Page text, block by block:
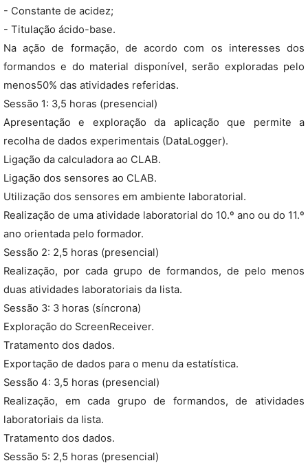
- Constante de acidez;
- Titulação ácido-base.
Na ação de formação, de acordo com os interesses dos
formandos e do material disponível, serão exploradas pelo
menos50% das atividades referidas.
Sessão 1: 3,5 horas (presencial)
Apresentação e exploração da aplicação que permite a
recolha de dados experimentais (DataLogger).
Ligação da calculadora ao CLAB.
Ligação dos sensores ao CLAB.
Utilização dos sensores em ambiente laboratorial.
Realização de uma atividade laboratorial do 10.º ano ou do 11.º
ano orientada pelo formador.
Sessão 2: 2,5 horas (presencial)
Realização, por cada grupo de formandos, de pelo menos
duas atividades laboratoriais da lista.
Sessão 3: 3 horas (síncrona)
Exploração do ScreenReceiver.
Tratamento dos dados.
Exportação de dados para o menu da estatística.
Sessão 4: 3,5 horas (presencial)
Realização, em cada grupo de formandos, de atividades
laboratoriais da lista.
Tratamento dos dados.
Sessão 5: 2,5 horas (presencial)